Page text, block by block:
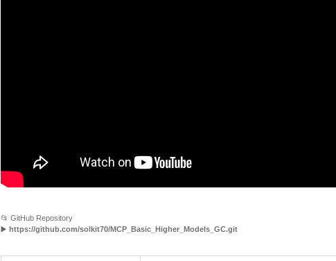
📂 GitHub Repository
▶️ https://github.com/solkit70/MCP_Basic_Higher_Models_GC.git